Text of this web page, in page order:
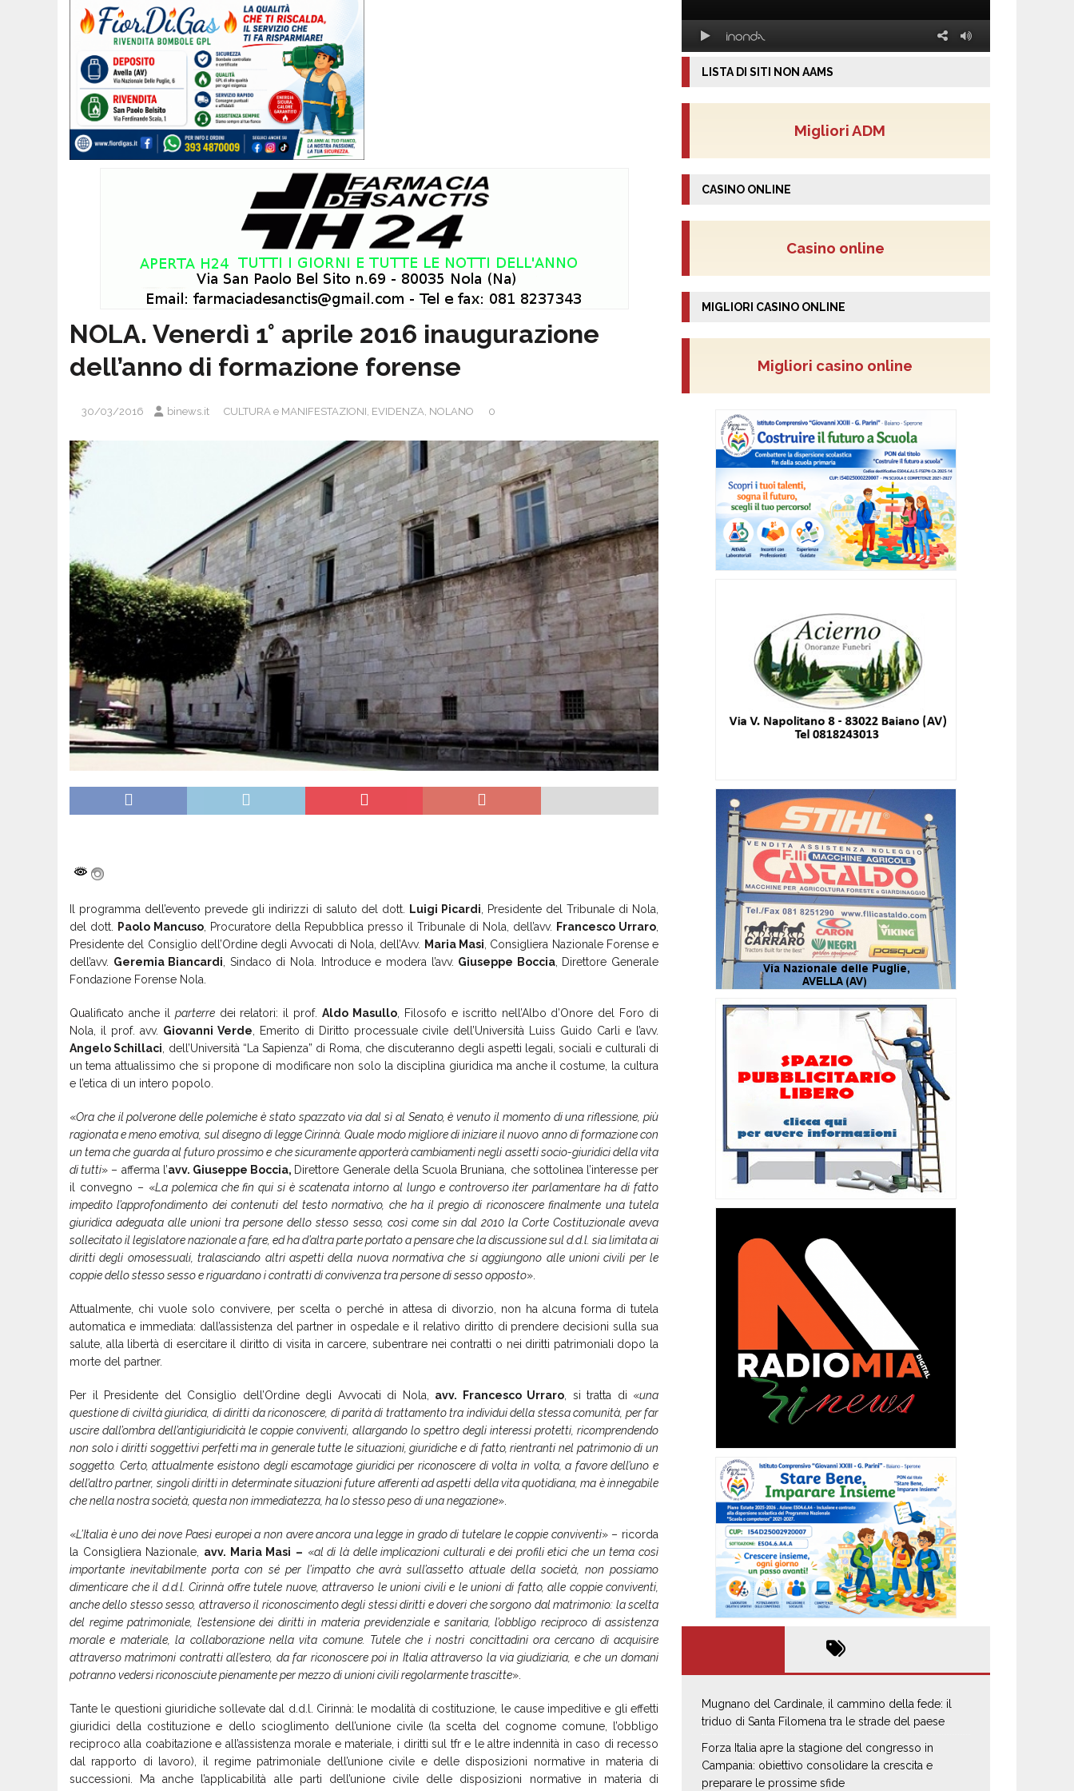
NOLA. Venerdì 1° aprile 2016 inaugurazione
dell’anno di formazione forense
30/03/2016 binews.it CULTURA e MANIFESTAZIONI, EVIDENZA, NOLANO 0
Il programma dell’evento prevede gli indirizzi di saluto del dott. Luigi Picardi , Presidente del Tribunale di Nola,
del dott.
Paolo Mancuso , Procuratore della Repubblica presso il Tribunale di Nola, dell’avv. Francesco Urraro
Presidente del Consiglio dell’Ordine degli Avvocati di Nola, dell’Avv.
Maria Masi , Consigliera Nazionale Forense e
dell’avv. Geremia Biancardi , Sindaco di Nola. Introduce e modera l’avv. Giuseppe Boccia, Direttore Generale
Fondazione Forense Nola.
Qualificato anche il parterredei relatori: il prof.Aldo Masullo , Filosofo e iscritto nell’Albo d’Onore del Foro di
Nola, il prof. avv. Giovanni Verde , Emerito di Diritto processuale civile dell’Università Luiss Guido Carli e l’avv.
Angelo Schillaci , dell’Università “La Sapienza” di Roma, che discuteranno degli aspetti legali, sociali e culturali di
un tema attualissimo che si propone di modificare non solo la disciplina giuridica ma anche il costume, la cultura
e l’etica di un intero popolo.
«Ora che il polverone delle polemiche è stato spazzato via dal sì al Senato, è venuto il momento di una riflessione, più
ragionata e meno emotiva, sul disegno di legge Cirinnà. Quale modo migliore di iniziare il nuovo anno di formazione con
un tema che guarda al futuro prossimo e che sicuramente apporterà cambiamenti negli assetti socio-giuridici della vita
di tutti» – afferma l’avv. Giuseppe Boccia, Direttore Generale della Scuola Bruniana, che sottolinea l’interesse per
il convegno – «La polemica che fin qui si è scatenata intorno al lungo e controverso iter parlamentare ha di fatto
impedito l’approfondimento dei contenuti del testo normativo, che ha il pregio di riconoscere finalmente una tutela
giuridica adeguata alle unioni tra persone dello stesso sesso, così come sin dal 2010 la Corte Costituzionale aveva
sollecitato il legislatore nazionale a fare, ed ha d’altra parte portato a pensare che la discussione sul d.d.l. sia limitata ai
diritti degli omosessuali, tralasciando altri aspetti della nuova normativa che si aggiungono alle unioni civili per le
coppie dello stesso sesso e riguardano i contratti di convivenza tra persone di sesso opposto».
Attualmente, chi vuole solo convivere, per scelta o perché in attesa di divorzio, non ha alcuna forma di tutela
automatica e immediata: dall’assistenza del partner in ospedale e il relativo diritto di prendere decisioni sulla sua
salute, alla libertà di esercitare il diritto di visita in carcere, subentrare nei contratti o nei diritti patrimoniali dopo la
morte del partner.
Per il Presidente del Consiglio dell’Ordine degli Avvocati di Nola, avv. Francesco Urraro , si tratta di «una
questione di civiltà giuridica, di diritti da riconoscere, di parità di trattamento tra individui della stessa comunità, per far
uscire dall’ombra dell’antigiuridicità le coppie conviventi, allargando lo spettro degli interessi protetti, ricomprendendo
non solo i diritti soggettivi perfetti ma in generale tutte le situazioni, giuridiche e di fatto, rientranti nel patrimonio di un
soggetto. Certo, attualmente esistono degli escamotage giuridici per riconoscere di volta in volta, a favore dell’uno e
dell’altro partner, singoli diritti in determinate situazioni future afferenti ad aspetti della vita quotidiana, ma è innegabile
che nella nostra società, questa non immediatezza, ha lo stesso peso di una negazione».
«L’Italia è uno dei nove Paesi europei a non avere ancora una legge in grado di tutelare le coppie conviventi» – ricorda
la Consigliera Nazionale, avv. Maria Masi – «al di là delle implicazioni culturali e dei profili etici che un tema così
importante inevitabilmente porta con sé per l’impatto che avrà sull’assetto attuale della società, non possiamo
dimenticare che il d.d.l. Cirinnà offre tutele nuove, attraverso le unioni civili e le unioni di fatto, alle coppie conviventi,
anche dello stesso sesso, attraverso il riconoscimento degli stessi diritti e doveri che sorgono dal matrimonio: la scelta
del regime patrimoniale, l’estensione dei diritti in materia previdenziale e sanitaria, l’obbligo reciproco di assistenza
morale e materiale, la collaborazione nella vita comune. Tutele che i nostri concittadini ora cercano di acquisire
attraverso matrimoni contratti all’estero, da far riconoscere poi in Italia attraverso la via giudiziaria, e che un domani
potranno vedersi riconosciute pienamente per mezzo di unioni civili regolarmente trascitte».
Tante le questioni giuridiche sollevate dal d.d.l. Cirinnà: le modalità di costituzione, le cause impeditive e gli effetti
giuridici della costituzione e dello scioglimento dell’unione civile (la scelta del cognome comune, l’obbligo
reciproco alla coabitazione e all’assistenza morale e materiale, i diritti sul tfr e le altre indennità in caso di recesso
dal rapporto di lavoro), il regime patrimoniale dell’unione civile e delle disposizioni normative in materia di
successioni. Ma anche l’applicabilità alle parti dell’unione civile delle disposizioni normative in materia di
LISTA DI SITI NON AAMS
Migliori ADM
CASINO ONLINE
Casino online
MIGLIORI CASINO ONLINE
Migliori casino online
Mugnano del Cardinale, il cammino della fede: il
triduo di Santa Filomena tra le strade del paese
Forza Italia apre la stagione del congresso in
Campania: obiettivo consolidare la crescita e
preparare le prossime sfide